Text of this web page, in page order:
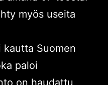
myös useita
Suomen
paloi